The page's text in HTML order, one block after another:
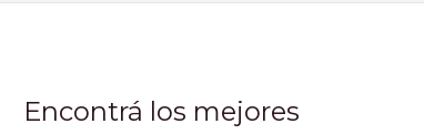
Encontrá los mejores